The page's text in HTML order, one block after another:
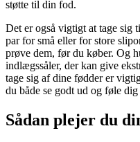
støtte til din fod.
Det er også vigtigt at tage sig
par for små eller for store
prøve dem, før du køber. Og
indlægssåler, der kan give
tage sig af dine fødder er
du både se godt ud og føle
Sådan plejer du